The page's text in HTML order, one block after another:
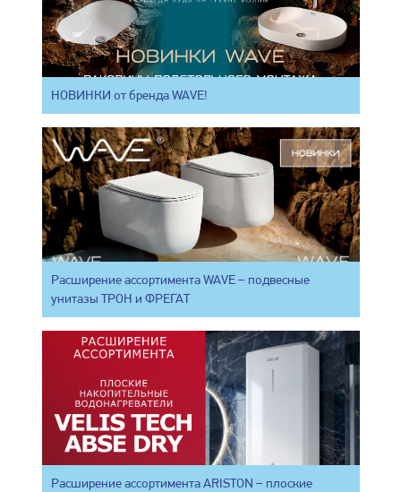
НОВИНКИ от бренда WAVE!
Расширение ассортимента WAVE – подвесные
унитазы ТРОН и ФРЕГАТ
Расширение ассортимента ARISTON – плоские